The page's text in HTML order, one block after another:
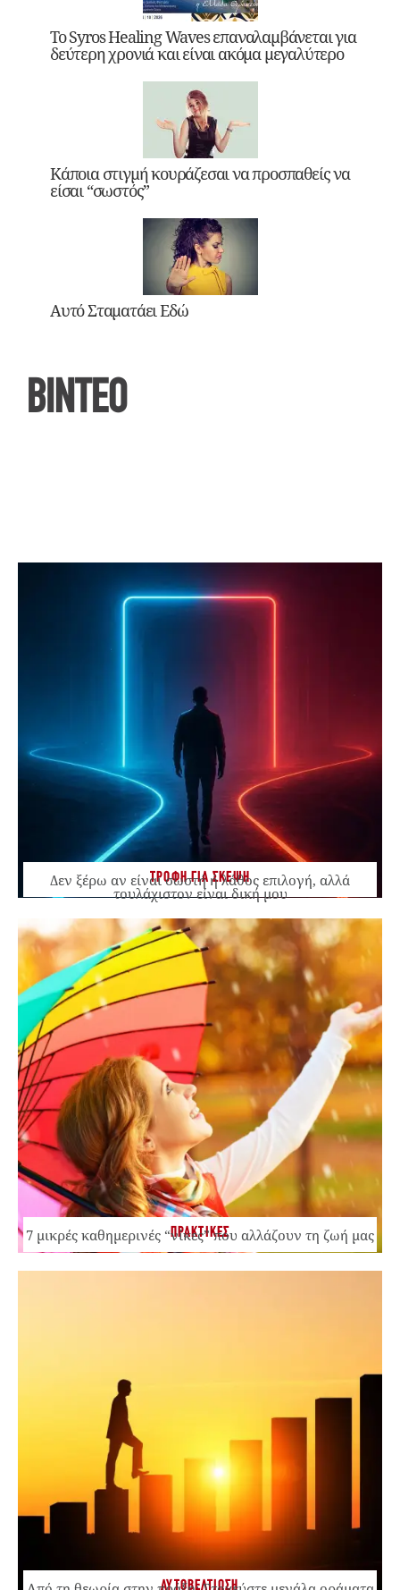
Το Syros Healing Waves επαναλαμβάνεται για
δεύτερη χρονιά και είναι ακόμα μεγαλύτερο
Κάποια στιγμή κουράζεσαι να προσπαθείς να
είσαι “σωστός”
Αυτό Σταματάει Εδώ
ΒΙΝΤΕΟ
ΤΡΟΦΗ ΓΙΑ ΣΚΕΨΗ
Δεν ξέρω αν είναι σωστή ή λάθος επιλογή, αλλά
τουλάχιστον είναι δική μου
ΠΡΑΚΤΙΚΕΣ
7 μικρές καθημερινές “νίκες” που αλλάζουν τη ζωή μας
ΑΥΤΟΒΕΛΤΙΩΣΗ